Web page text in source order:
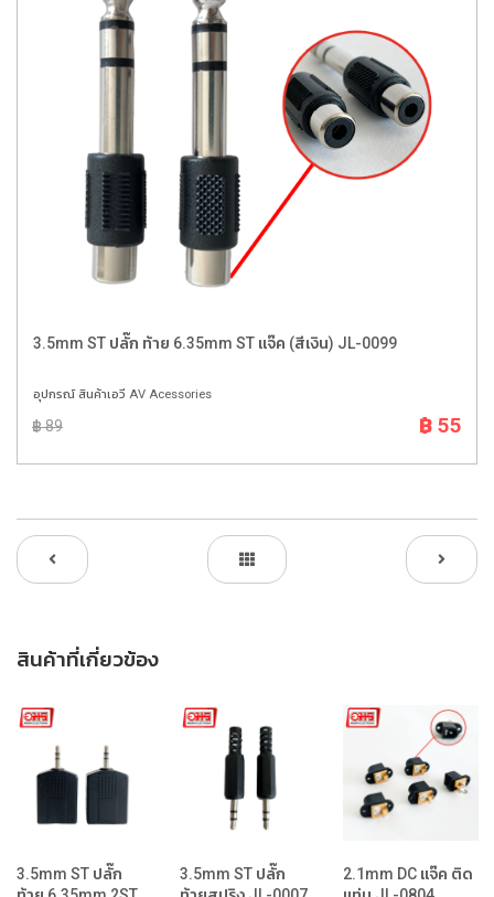
3.5mm ST ปลั๊ก ท้าย 6.35mm ST แจ๊ค (สีเงิน) JL-0099
อุปกรณ์ สินค้าเอวี AV Acessories
฿ 89 ฿ 55
สินค้าที่เกี่ยวข้อง
3.5mm ST ปลั๊ก
3.5mm ST ปลั๊ก
2.1mm DC แจ๊ค ติด